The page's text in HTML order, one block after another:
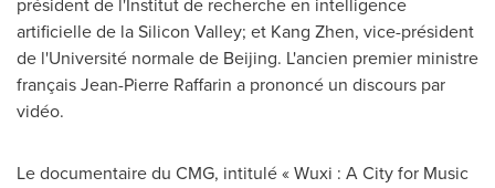
artificielle de la Silicon Valley; et Kang Zhen, vice-président
de l'Université normale de Beijing. L'ancien premier ministre
français Jean-Pierre Raffarin a prononcé un discours par
vidéo.
Le documentaire du CMG, intitulé « Wuxi : A City for Music